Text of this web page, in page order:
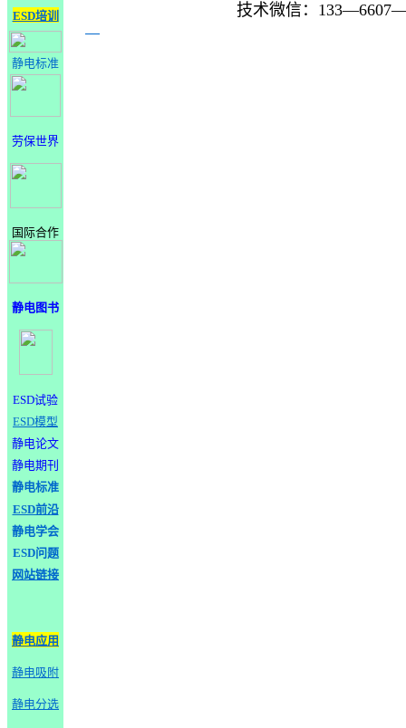
ESD培训
静电标准
劳保世界
国际合作
静电图书
ESD试验
ESD模型
静电论文
静电期刊
静电标准
ESD前沿
静电学会
ESD问题
网站链接
静电应用
静电吸附
静电分选
技术微信：